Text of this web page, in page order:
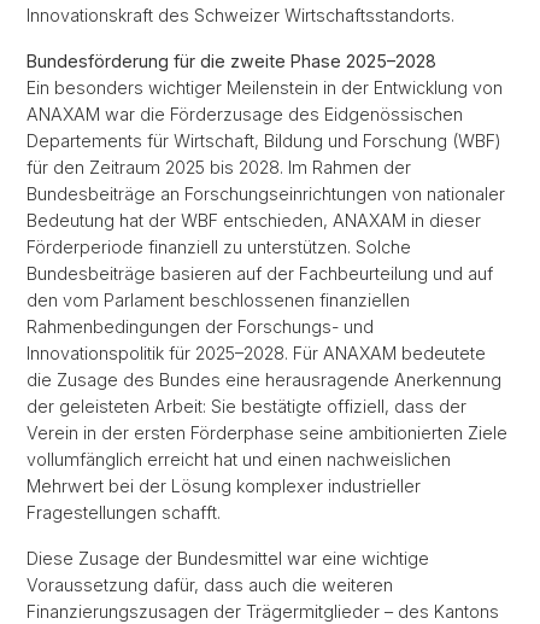
Innovationskraft des Schweizer Wirtschaftsstandorts.
Bundesförderung für die zweite Phase 2025–2028
Ein besonders wichtiger Meilenstein in der Entwicklung von
ANAXAM war die Förderzusage des Eidgenössischen
Departements für Wirtschaft, Bildung und Forschung (WBF)
für den Zeitraum 2025 bis 2028. Im Rahmen der
Bundesbeiträge an Forschungseinrichtungen von nationaler
Bedeutung hat der WBF entschieden, ANAXAM in dieser
Förderperiode finanziell zu unterstützen. Solche
Bundesbeiträge basieren auf der Fachbeurteilung und auf
den vom Parlament beschlossenen finanziellen
Rahmenbedingungen der Forschungs- und
Innovationspolitik für 2025–2028. Für ANAXAM bedeutete
die Zusage des Bundes eine herausragende Anerkennung
der geleisteten Arbeit: Sie bestätigte offiziell, dass der
Verein in der ersten Förderphase seine ambitionierten Ziele
vollumfänglich erreicht hat und einen nachweislichen
Mehrwert bei der Lösung komplexer industrieller
Fragestellungen schafft.
Diese Zusage der Bundesmittel war eine wichtige
Voraussetzung dafür, dass auch die weiteren
Finanzierungszusagen der Trägermitglieder – des Kantons